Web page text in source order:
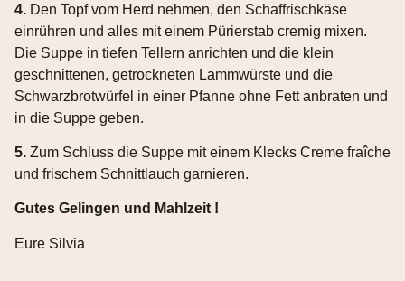
4. Den Topf vom Herd nehmen, den Schaffrischkäse
einrühren und alles mit einem Pürierstab cremig mixen.
Die Suppe in tiefen Tellern anrichten und die klein
geschnittenen, getrockneten Lammwürste und die
Schwarzbrotwürfel in einer Pfanne ohne Fett anbraten und
in die Suppe geben.
5. Zum Schluss die Suppe mit einem Klecks Creme fraîche
und frischem Schnittlauch garnieren.
Gutes Gelingen und Mahlzeit !
Eure Silvia